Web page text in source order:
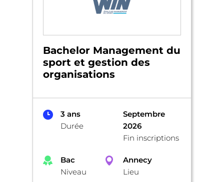
Bachelor Management du
sport et gestion des
organisations
3 ans
Durée
Septembre
2026
Fin inscriptions
Bac
Niveau
Annecy
Lieu